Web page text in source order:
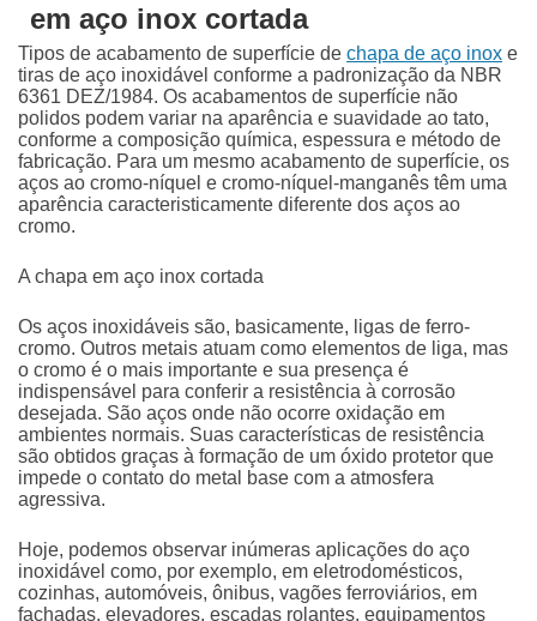
em aço inox cortada
Tipos de acabamento de superfície de chapa de aço inox e
tiras de aço inoxidável conforme a padronização da NBR
6361 DEZ/1984. Os acabamentos de superfície não
polidos podem variar na aparência e suavidade ao tato,
conforme a composição química, espessura e método de
fabricação. Para um mesmo acabamento de superfície, os
aços ao cromo-níquel e cromo-níquel-manganês têm uma
aparência caracteristicamente diferente dos aços ao
cromo.
A chapa em aço inox cortada
Os aços inoxidáveis são, basicamente, ligas de ferro-
cromo. Outros metais atuam como elementos de liga, mas
o cromo é o mais importante e sua presença é
indispensável para conferir a resistência à corrosão
desejada. São aços onde não ocorre oxidação em
ambientes normais. Suas características de resistência
são obtidos graças à formação de um óxido protetor que
impede o contato do metal base com a atmosfera
agressiva.
Hoje, podemos observar inúmeras aplicações do aço
inoxidável como, por exemplo, em eletrodomésticos,
cozinhas, automóveis, ônibus, vagões ferroviários, em
fachadas, elevadores, escadas rolantes, equipamentos